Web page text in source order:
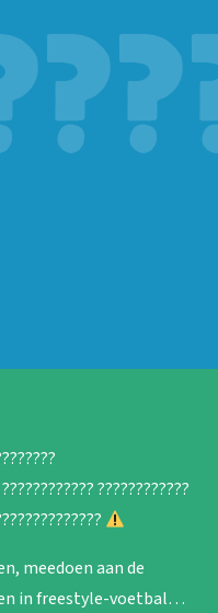
????????????
meedoen aan de
in freestyle-voetbal…